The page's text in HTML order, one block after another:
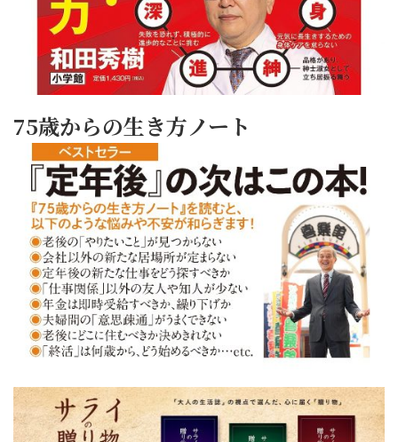
75歳からの生き方ノート